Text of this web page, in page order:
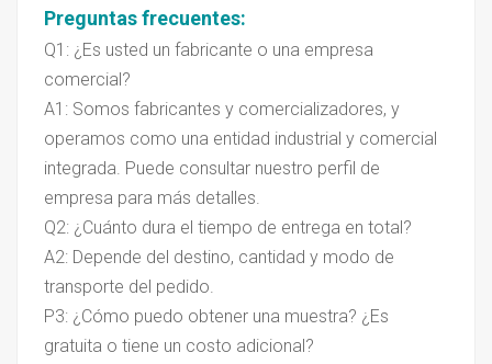
Preguntas frecuentes:
Q1: ¿Es usted un fabricante o una empresa
comercial?
A1: Somos fabricantes y comercializadores, y
operamos como una entidad industrial y comercial
integrada. Puede consultar nuestro perfil de
empresa para más detalles.
Q2: ¿Cuánto dura el tiempo de entrega en total?
A2: Depende del destino, cantidad y modo de
transporte del pedido.
P3: ¿Cómo puedo obtener una muestra? ¿Es
gratuita o tiene un costo adicional?